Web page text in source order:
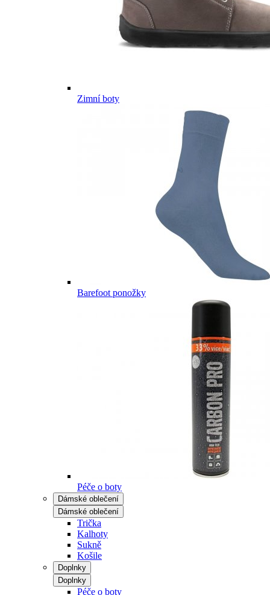
Zimní boty
Barefoot ponožky
Péče o boty
Dámské oblečení
Dámské oblečení
Trička
Kalhoty
Sukně
Košile
Doplnky
Doplnky
Péče o boty